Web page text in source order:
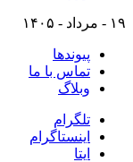
۱۹ - مرداد - ۱۴۰۵
پیوندها
تماس با ما
وبلاگ
تلگرام
اینستاگرام
ایتا